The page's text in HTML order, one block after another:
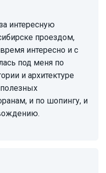
проездом,
интересно и с
под меня по
и архитектуре
и по шопингу, и